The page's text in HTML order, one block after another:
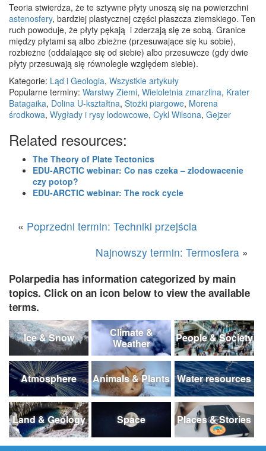
Teoria stwierdza, że te sztywne płyty unoszą się na powierzchni
astenosfery, bardziej plastycznej części płaszcza ziemskiego. Ten
ruch powoduje, że płyty pękają i zderzają się ze sobą. Granice
między płytami są albo zbieżne (przesuwające się ku sobie),
rozbieżne (oddalające się od siebie) albo przesuwcze (gdy dwie
płyty przesuwają się równolegle względem siebie).
Kategorie: Ląd i Geologia, Wszystkie artykuły
Popularne terminy: Warstwy Ziemi, Wieloletnia zmarzlina, Krater
Batagaika, Dolina U-kształtna, Stożki piargowe, Morena
środkowa, Wygłady i rysy lodowcowe, Cykl Wilsona, Gejzer
Related resources:
The Theory of Plate Tectonics
EDU-ARCTIC webinar: Co nas czeka – zlodowacenie
czy potop?
EDU-ARCTIC webinar: The rock cycle
« Poprzedni termin: Techniki przejścia
Najnowszy termin: Termosfera »
Polarpedia has information categorized by main
topics. Click on an icon below to view the available
terms.
Ice & Snow
Climate &
Weather
People & Society
Atmosphere Animals & Plants Water resources
Land & Geology Space Places & Stories